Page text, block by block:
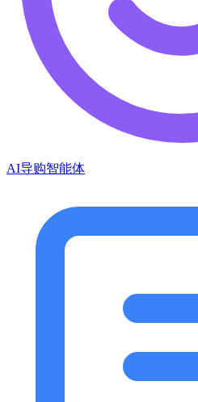
AI导购智能体